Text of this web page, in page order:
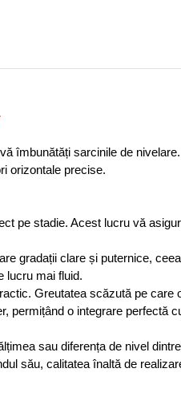
îmbunătăți sarcinile de
orizontale precise.
pe stadie. Acest lucru vă
gradații clare și puternice,
lucru mai fluid.
Greutatea scăzută pe
permițând o integrare perfectă
sau diferența de nivel
său, calitatea înaltă de